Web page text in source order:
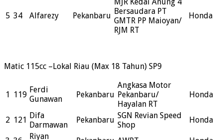
5 34 Alfarezy Pekanbaru
MJR Kedai Anung 4
Bersaudara PT
GMTR PP Maioyan/
RJM RT
Honda
Matic 115cc –Lokal Riau (Max 18 Tahun) SP9
1 119
Ferdi
Gunawan
Pekanbaru
Angkasa Motor
Pekanbaru/
Hayalan RT
Honda
2 121
Difa
Darmawan
Pekanbaru SGN Revian Speed
Shop
Honda
Riyan